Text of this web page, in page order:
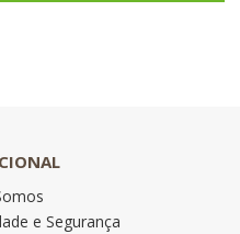
e Segurança